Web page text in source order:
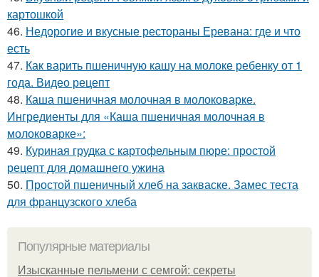
картошкой
46. Недорогие и вкусные рестораны Еревана: где и что
есть
47. Как варить пшеничную кашу на молоке ребенку от 1
года. Видео рецепт
48. Каша пшеничная молочная в молоковарке.
Ингредиенты для «Каша пшеничная молочная в
молоковарке»:
49. Куриная грудка с картофельным пюре: простой
рецепт для домашнего ужина
50. Простой пшеничный хлеб на закваске. Замес теста
для французского хлеба
Популярные материалы
Изысканные пельмени с семгой: секреты